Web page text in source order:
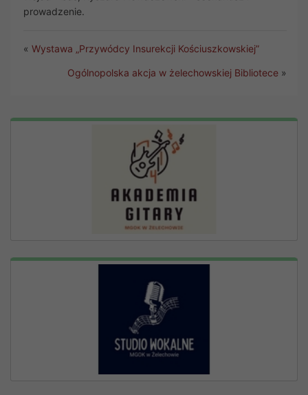
prowadzenie.
«Wystawa „Przywódcy Insurekcji Kościuszkowskiej”
Ogólnopolska akcja w żelechowskiej Bibliotece »